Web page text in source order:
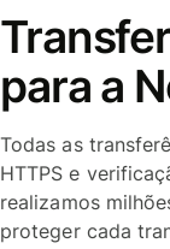
para a
Todas as
HTTPS e
realizamos
proteger cada